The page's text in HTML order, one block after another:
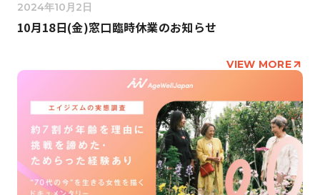
2024年10月2日
10月18日(金)窓口臨時休業のお知らせ
VIEW MORE